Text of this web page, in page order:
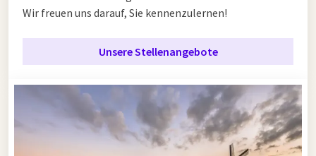
Wir freuen uns darauf, Sie kennenzulernen!
Unsere Stellenangebote